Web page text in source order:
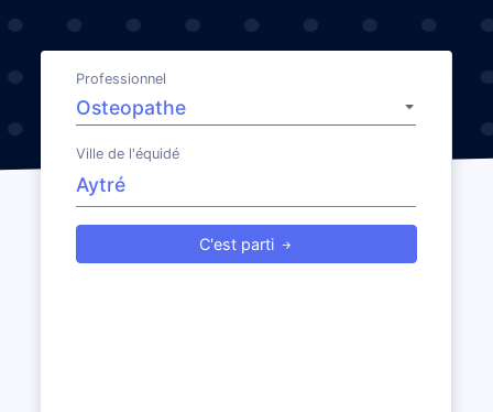
Professionnel
Ville de l'équidé
C'est parti